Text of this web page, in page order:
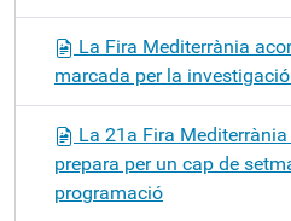
La Fira Mediterrània
marcada per la
La 21a Fira
prepara per un cap de
programació